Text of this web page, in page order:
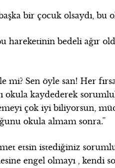
bir çocuk olsaydı, bu
hareketinin bedeli ağır
Sen öyle san! Her
okula kaydederek
çok iyi biliyorsun,
okula almam sonra.”
etsin istediğiniz
engel olmayı , kendi